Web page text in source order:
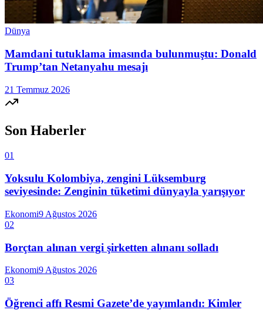
Dünya
Mamdani tutuklama imasında bulunmuştu: Donald
Trump’tan Netanyahu mesajı
21 Temmuz 2026
Son Haberler
01
Yoksulu Kolombiya, zengini Lüksemburg
seviyesinde: Zenginin tüketimi dünyayla yarışıyor
Ekonomi9 Ağustos 2026
02
Borçtan alınan vergi şirketten alınanı solladı
Ekonomi9 Ağustos 2026
03
Öğrenci affı Resmi Gazete’de yayımlandı: Kimler